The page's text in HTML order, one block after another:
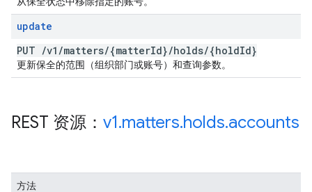
update
PUT /v1 /matters/{matterId}/holds/{holdId}
更新保全的范围（组织部门或账号）和查询参数。
REST 资源： v1.matters.holds.accounts
方法